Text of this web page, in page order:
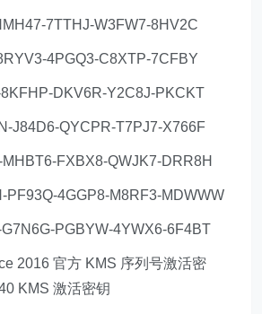
7TTHJ-W3FW7-8HV2C
4PGQ3-C8XTP-7CFBY
DKV6R-Y2C8J-PKCKT
J84D6-QYCPR-T7PJ7-X766F
FXBX8-QWJK7-DRR8H
PF93Q-4GGP8-M8RF3-MDWWW
PGBYW-4YWX6-6F4BT
2016 官方 KMS 序列号激活密
KMS 激活密钥